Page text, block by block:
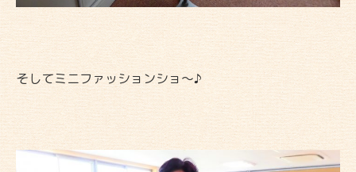
そしてミニファッションショ～♪